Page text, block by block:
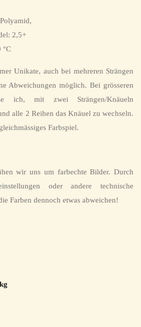
2,5+
°C
Unikate, auch bei mehreren Strängen
Abweichungen möglich. Bei grösseren
ich, mit zwei Strängen/Knäueln
alle 2 Reihen das Knäuel zu wechseln.
Farbspiel.
wir uns um farbechte Bilder. Durch
oder andere technische
Farben dennoch etwas abweichen!